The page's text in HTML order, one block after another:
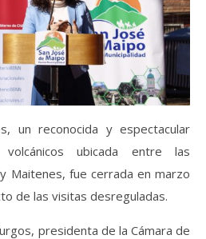
un reconocida y espectacular
ubicada entre las
Maitenes, fue cerrada en marzo
de las visitas desreguladas.
presidenta de la Cámara de